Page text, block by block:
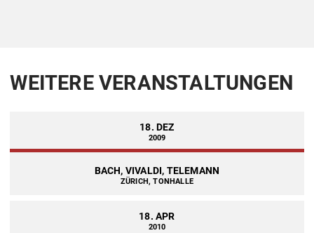
WEITERE VERANSTALTUNGEN
18. DEZ
2009
BACH, VIVALDI, TELEMANN
ZÜRICH, TONHALLE
18. APR
2010